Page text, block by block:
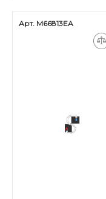
Арт. M66813EA